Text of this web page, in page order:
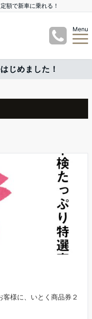
額で新車に乗れる！
Menu
じめました！
様に、いとく商品券２